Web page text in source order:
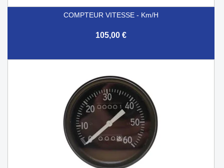
COMPTEUR VITESSE - Km/h
105,00 €